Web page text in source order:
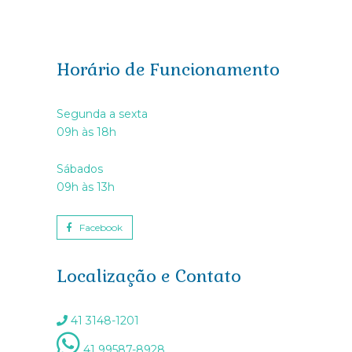
Horário de Funcionamento
Segunda a sexta
09h às 18h
Sábados
09h às 13h
Facebook
Localização e Contato
41 3148-1201